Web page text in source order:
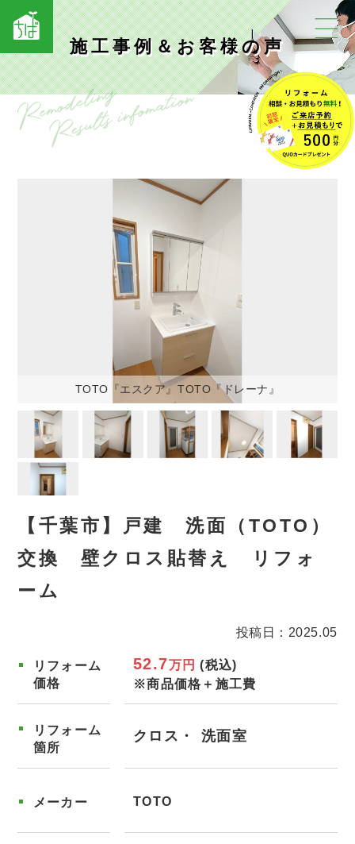
施工事例＆お客様の声
TOTO『エスクア』TOTO『ドレーナ』
【千葉市】戸建 洗面（TOTO）
交換 壁クロス貼替え リフォ
ーム
投稿日：2025.05
リフォーム
価格
52.7万円 (税込)
※商品価格＋施工費
リフォーム
箇所
クロス 洗面室
メーカー TOTO